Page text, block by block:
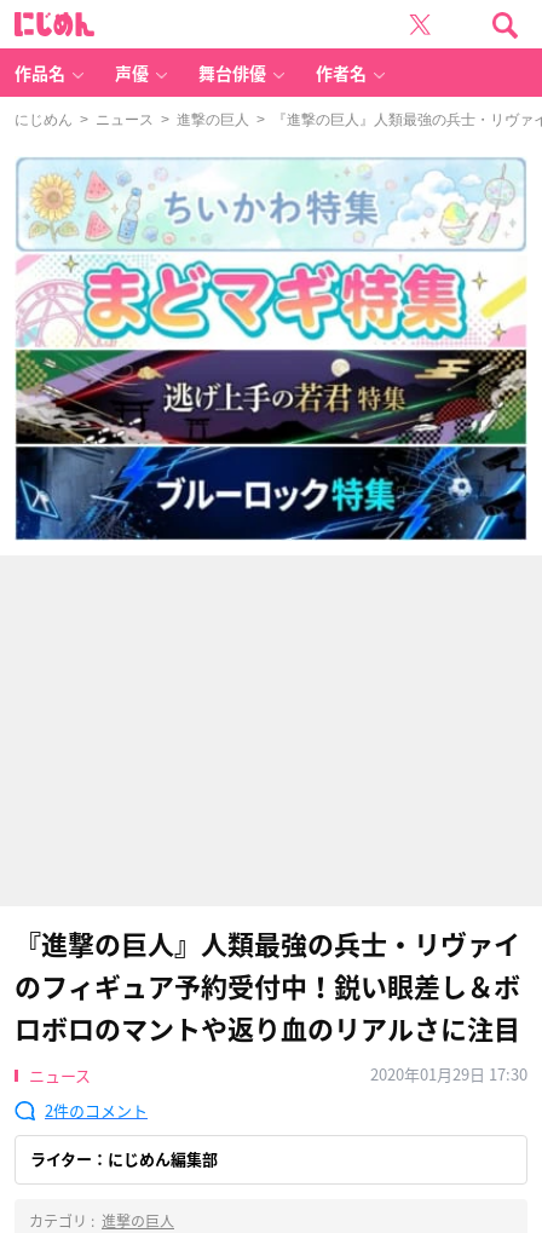
作品名 声優 舞台俳優 作者名
にじめん > ニュース > 進撃の巨人 > 『進撃の巨人』人類最強の兵士・リヴァ
『進撃の巨人』人類最強の兵士・リヴァイ
のフィギュア予約受付中！鋭い眼差し＆ボ
ロボロのマントや返り血のリアルさに注目
ニュース
2020年01月29日 17:30
2
ライター：にじめん編集部
カテゴリ : 進撃の巨人